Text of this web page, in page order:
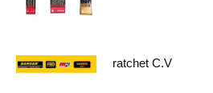
ratchet C.V